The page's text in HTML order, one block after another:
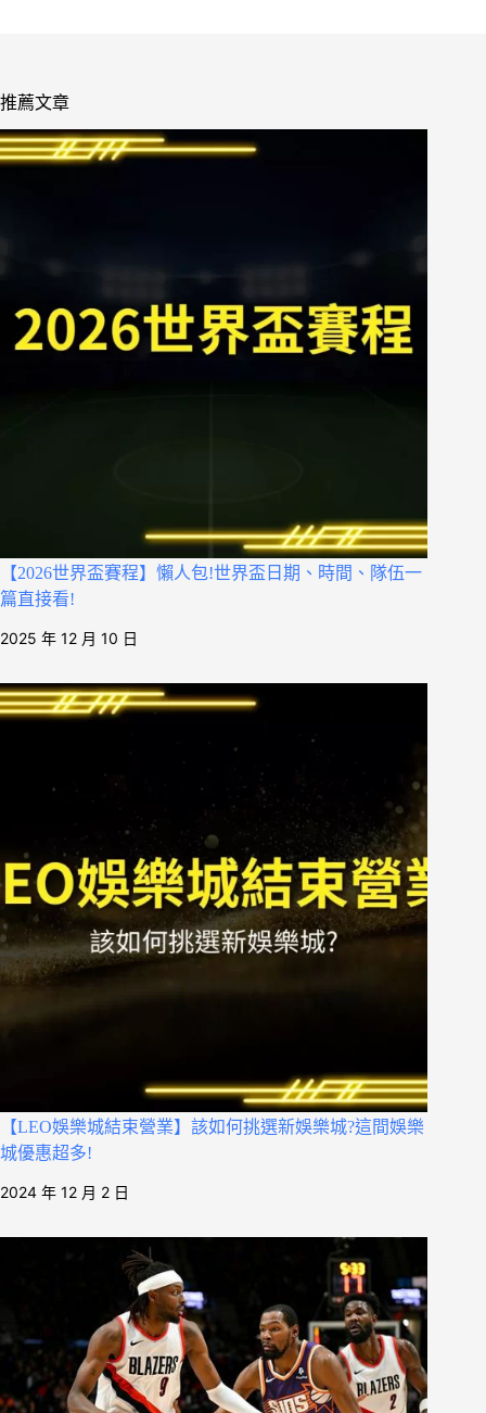
推薦文章
【2026世界盃賽程】懶人包!世界盃日期、時間、隊伍一
篇直接看!
2025 年 12 月 10 日
【LEO娛樂城結束營業】該如何挑選新娛樂城?這間娛樂
城優惠超多!
2024 年 12 月 2 日